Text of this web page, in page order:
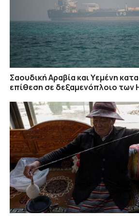
Σαουδική Αραβία και Υεμένη
επίθεση σε δεξαμενόπλοιο των